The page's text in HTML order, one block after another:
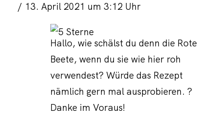
13. April 2021 um 3:12 Uhr
Hallo, wie schälst du denn die Rote
Beete, wenn du sie wie hier roh
verwendest? Würde das Rezept
nämlich gern mal ausprobieren. ?
Danke im Voraus!